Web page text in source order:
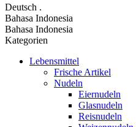
Deutsch .
Bahasa Indonesia
Bahasa Indonesia
Kategorien
Lebensmittel
Frische Artikel
Nudeln
Eiernudeln
Glasnudeln
Reisnudeln